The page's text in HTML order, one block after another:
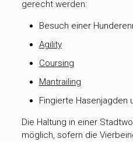
gerecht werden:
Besuch einer
Agility
Coursing
Mantrailing
Fingierte Hasenjagden
Die Haltung in einer
möglich, sofern die